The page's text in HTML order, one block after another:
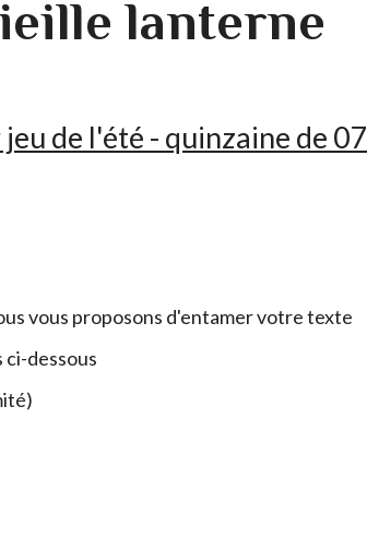
lanterne
de l'été - quinzaine de 07
vous proposons d'entamer votre texte
ci-dessous